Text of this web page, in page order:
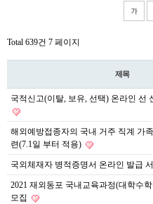
Total 639건 7 페이지
제목
국적신고(이탈, 보유, 선택) 온라인 선
해외예방접종자의 국내 거주 직계 가
련(7.1일 부터 적용)
국외체재자 병적증명서 온라인 발급
2021 재외동포 국내교육과정(대학수
모집